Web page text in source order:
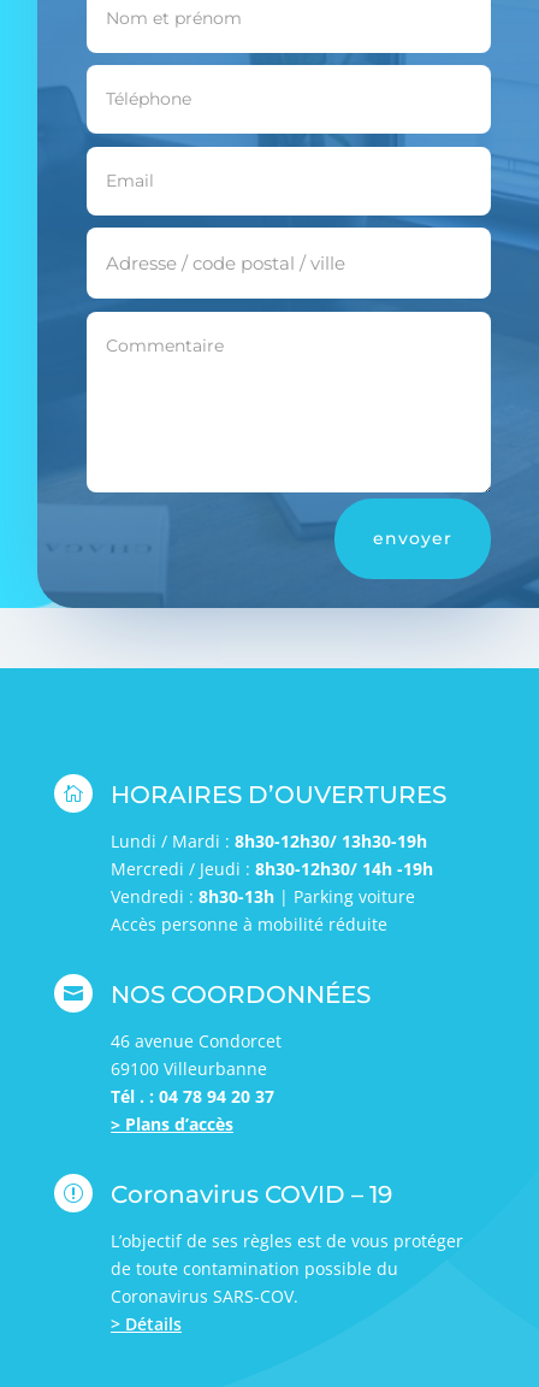
envoyer
 HORAIRES D’OUVERTURES
Lundi / Mardi : 8h30-12h30/ 13h30-19h
Mercredi / Jeudi : 8h30-12h30/ 14h -19h
Vendredi : 8h30-13h| Parking voiture
Accès personne à mobilité réduite
 NOS COORDONNÉES
46 avenue Condorcet
69100 Villeurbanne
Tél . : 04 78 94 20 37
> Plans d’accès
r Coronavirus COVID – 19
L’objectif de ses règles est de vous protéger
de toute contamination possible du
Coronavirus SARS-COV.
> Détails